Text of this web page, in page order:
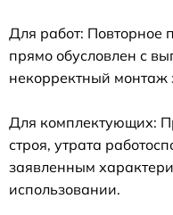
Для работ: Повторное
прямо обусловлен с
некорректный монтаж
Для комплектующих:
строя, утрата
заявленным
использовании.